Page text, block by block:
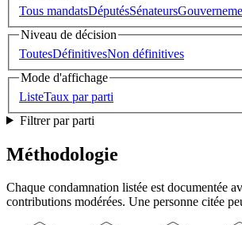
Tous mandatsDéputésSénateurs
Niveau de décision
ToutesDéfinitivesNon définitives
Mode d'affichage
ListeTaux par parti
Filtrer par parti
Méthodologie
Chaque condamnation listée est documentée
contributions modérées. Une personne citée